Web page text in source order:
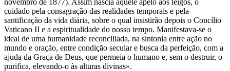
cuidado pela consagração das realidades temporais e pela
santificação da vida diária, sobre o qual insistirão depois o Concílio
Vaticano II e a espiritualidade do nosso tempo. Manifestava-se o
ideal de uma humanidade reconciliada, na sintonia entre ação no
mundo e oração, entre condição secular e busca da perfeição, com a
ajuda da Graça de Deus, que permeia o humano e, sem o destruir, o
purifica, elevando-o às alturas divinas».